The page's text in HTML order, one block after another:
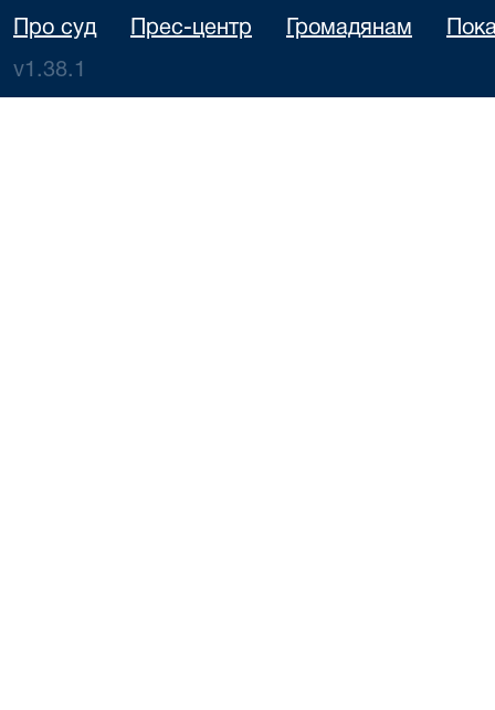
Про суд Прес-центр Громадянам
v1.38.1